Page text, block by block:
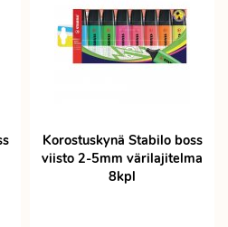
Korostuskynä Stabilo boss
viisto 2-5mm värilajitelma
8kpl